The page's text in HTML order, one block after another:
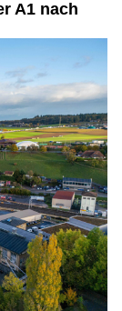
A1 nach